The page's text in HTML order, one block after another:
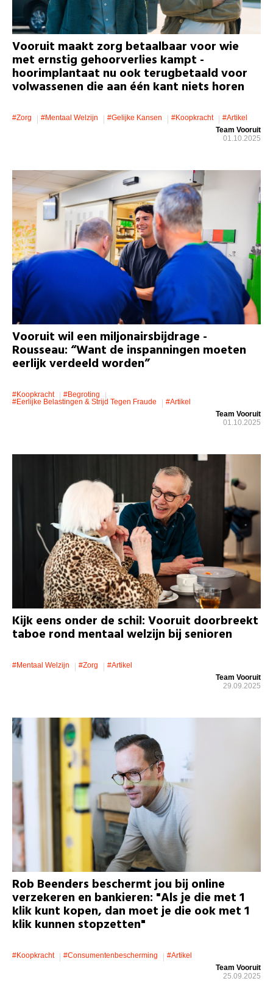
Vooruit maakt zorg betaalbaar voor wie
met ernstig gehoorverlies kampt -
hoorimplantaat nu ook terugbetaald voor
volwassenen die aan één kant niets horen
#zorg #mentaal Welzijn #gelijke Kansen #koopkracht
#artikel
Team Vooruit
01.10.2025
Vooruit wil een miljonairsbijdrage -
Rousseau: “Want de inspanningen moeten
eerlijk verdeeld worden”
#koopkracht
#Begroting
#eerlijke Belastingen & Strijd Tegen Fraude
#artikel
Team Vooruit
01.10.2025
Kijk eens onder de schil: Vooruit doorbreekt
taboe rond mentaal welzijn bij senioren
#mentaal Welzijn #zorg
#artikel
Team Vooruit
29.09.2025
Rob Beenders beschermt jou bij online
verzekeren en bankieren: "Als je die met 1
klik kunt kopen, dan moet je die ook met 1
klik kunnen stopzetten"
#koopkracht #consumentenbescherming
#artikel
Team Vooruit
25.09.2025